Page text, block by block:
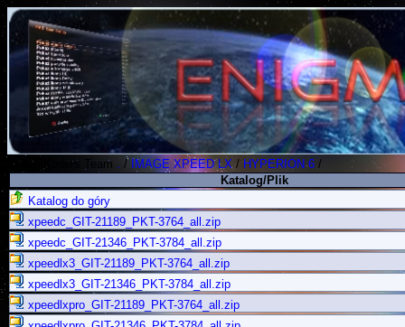
Polish Koders Team /IMAGE XPEED LX /HYPERION 6 /
Katalog/Plik
Katalog do góry
xpeedc_GIT-21189_PKT-3764_all.zip
xpeedc_GIT-21346_PKT-3784_all.zip
xpeedlx3_GIT-21189_PKT-3764_all.zip
xpeedlx3_GIT-21346_PKT-3784_all.zip
xpeedlxpro_GIT-21189_PKT-3764_all.zip